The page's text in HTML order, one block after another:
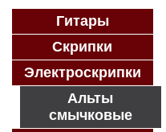
Гитары
Скрипки
Электроскрипки
Альты
смычковые